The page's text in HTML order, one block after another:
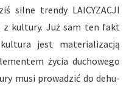
silne trendy LAICYZACJI
kultury. Już sam ten fakt
jest materializacją
życia duchowego
musi prowadzić do dehu­